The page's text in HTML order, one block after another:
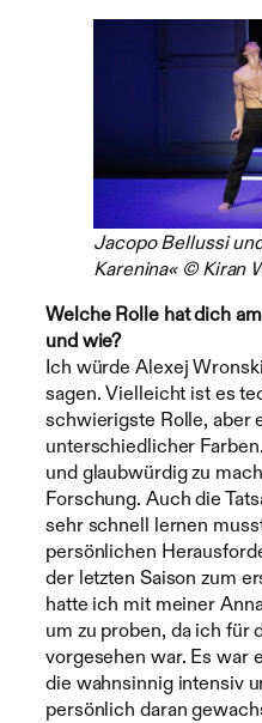
Jacopo Bellussi
Karenina« © Kiran
Welche Rolle hat dich
und wie?
Ich würde Alexej
sagen. Vielleicht ist es
schwierigste Rolle, aber
unterschiedlicher
und glaubwürdig zu
Forschung. Auch die
sehr schnell lernen
persönlichen
der letzten Saison zum
hatte ich mit meiner
um zu proben, da ich für
vorgesehen war. Es war
die wahnsinnig intensiv
persönlich daran